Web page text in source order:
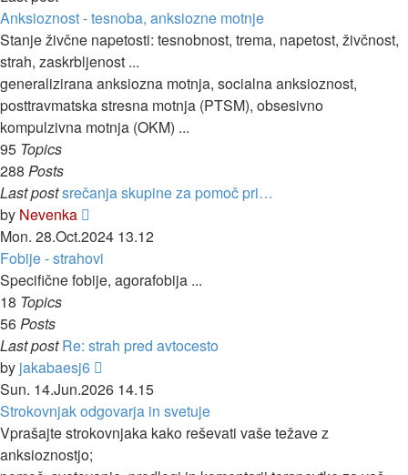
Anksioznost - tesnoba, anksiozne motnje
Stanje živčne napetosti: tesnobnost, trema, napetost, živčnost,
strah, zaskrbljenost ...
generalizirana anksiozna motnja, socialna anksioznost,
posttravmatska stresna motnja (PTSM), obsesivno
kompulzivna motnja (OKM) ...
95 Topics
288 Posts
Last postsrečanja skupine za pomoč pri…
by Nevenka
the
latest
post
Mon. 28.Oct.2024 13.12
Fobije - strahovi
Specifične fobije, agorafobija ...
18 Topics
56Posts
Last post Re: strah pred avtocesto
by jakabaesj6
the
latest
post
Sun. 14.Jun.2026 14.15
Strokovnjak odgovarja in svetuje
Vprašajte strokovnjaka kako reševati vaše težave z
anksioznostjo;